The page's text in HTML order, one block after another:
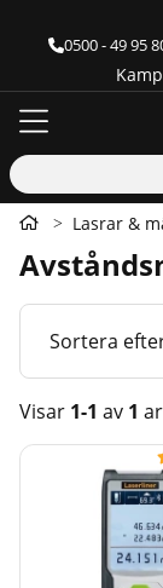
0500 - 49 95
Lasrar &
Sortera
Visar 1-1 av 1
Produkter